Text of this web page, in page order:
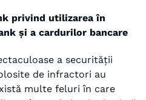
privind utilizarea în
și a cardurilor bancare
a securității
de infractori au
multe feluri în care